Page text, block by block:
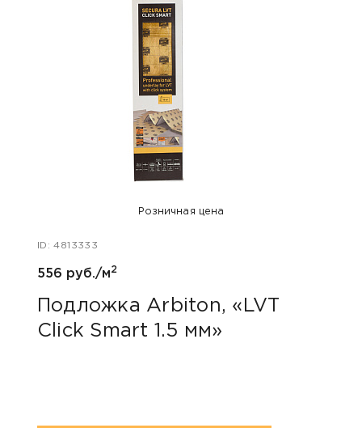
Розничная цена
ID: 4813333
556 руб./м2
Подложка Arbiton, «LVT
Click Smart 1.5 мм»